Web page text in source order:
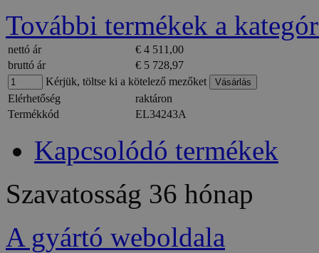
További termékek a
nettó ár
€ 4 511,00
bruttó ár
€ 5 728,97
Kérjük, töltse ki a kötelező mezőket
Elérhetőség
raktáron
Termékkód
EL34243A
Kapcsolódó termékek
Szavatosság 36 hónap
A gyártó weboldala